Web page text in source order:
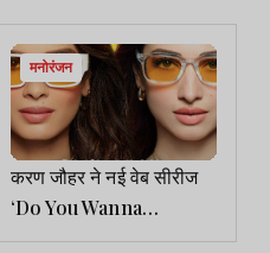
मनोरंजन
करण जौहर ने नई वेब सीरीज
‘Do You Wanna
Partner’ की घोषणा की,